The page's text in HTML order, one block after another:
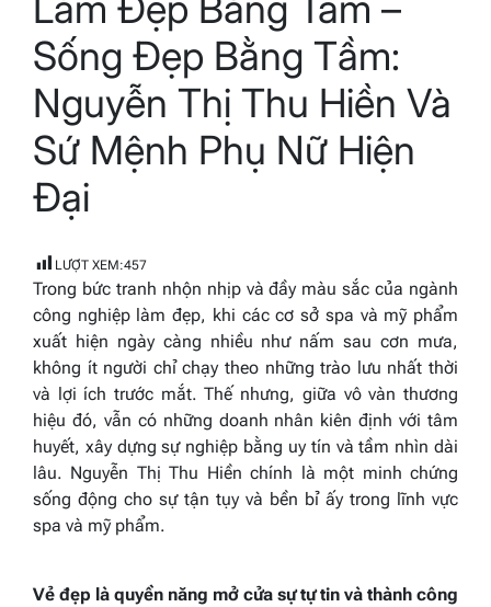
time
Sống Đẹp Bằng Tầm:
Nguyễn Thị Thu Hiền Và
Sứ Mệnh Phụ Nữ Hiện
Đại
LƯỢT XEM:457
Trong bức tranh nhộn nhịp và đầy màu sắc của ngành
công nghiệp làm đẹp, khi các cơ sở spa và mỹ phẩm
xuất hiện ngày càng nhiều như nấm sau cơn mưa,
không ít người chỉ chạy theo những trào lưu nhất thời
và lợi ích trước mắt. Thế nhưng, giữa vô vàn thương
hiệu đó, vẫn có những doanh nhân kiên định với tâm
huyết, xây dựng sự nghiệp bằng uy tín và tầm nhìn dài
lâu. Nguyễn Thị Thu Hiền chính là một minh chứng
sống động cho sự tận tụy và bền bỉ ấy trong lĩnh vực
spa và mỹ phẩm.
Vẻ đẹp là quyền năng mở cửa sự tự tin và thành công